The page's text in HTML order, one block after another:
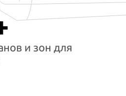
и зон для